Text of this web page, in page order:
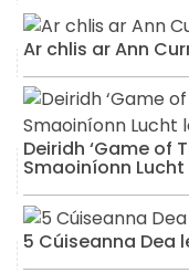
Ar chlis ar Ann
Deiridh ‘Game of
Smaoiníonn
5 Cúiseanna Dea